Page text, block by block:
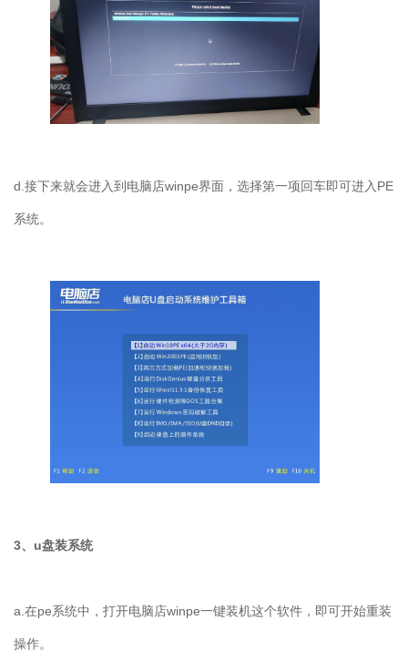
d. 接下来就会进入到电脑店winpe界面，选择第一项回车即可进入 PE
系统。
3、 u盘装系统
a. 在pe系统中，打开电脑店winpe一键装机这个软件，即可开始重装
操作。